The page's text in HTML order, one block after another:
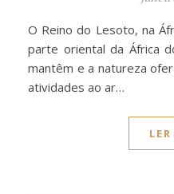
O Reino do Lesoto, na África Austral, é um enclave na
parte oriental da África
mantêm e a natureza
atividades ao ar…